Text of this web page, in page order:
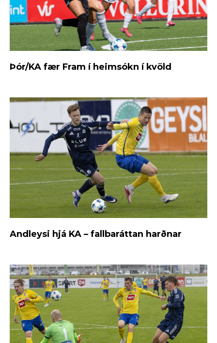
Þór/KA fær Fram í heimsókn í kvöld
Andleysi hjá KA – fallbaráttan harðnar